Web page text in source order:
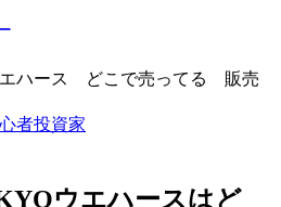
者投資家
ウエハースはど